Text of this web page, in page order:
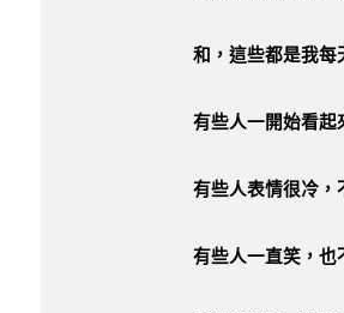
和，這些都是我每
有些人一開始看起
有些人表情很冷，
有些人一直笑，也